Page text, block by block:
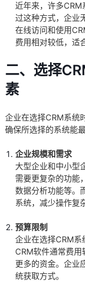
近年来，许多
过这种方式，企业
在线访问和使用
费用相对较低，适
二、选择
素
企业在选择CRM系统
确保所选择的系统能
企业规模和需求
大型企业和中小型
需要更复杂的功能
数据分析功能等。
系统，减少操作复
预算限制
企业在选择CRM
CRM软件通常费
更多的资金。企业
统获取方式。